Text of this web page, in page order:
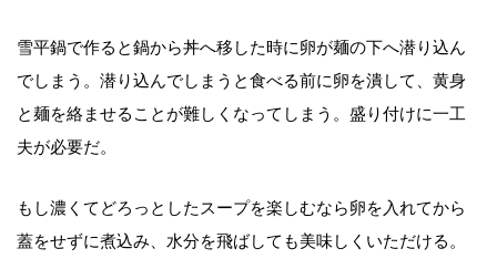
雪平鍋で作ると鍋から丼へ移した時に卵が麺の下へ潜り込ん
でしまう。潜り込んでしまうと食べる前に卵を潰して、黄身
と麺を絡ませることが難しくなってしまう。盛り付けに一工
夫が必要だ。
もし濃くてどろっとしたスープを楽しむなら卵を入れてから
蓋をせずに煮込み、水分を飛ばしても美味しくいただける。